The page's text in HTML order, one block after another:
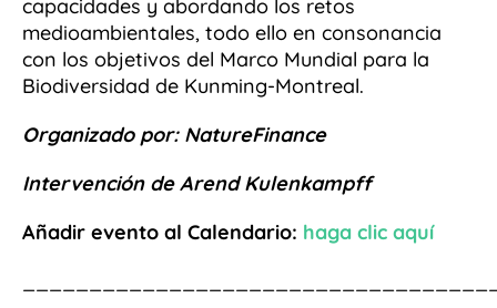
capacidades y abordando los retos
medioambientales, todo ello en consonancia
con los objetivos del Marco Mundial para la
Biodiversidad de Kunming-Montreal.
Organizado por: NatureFinance
Intervención de Arend Kulenkampff
Añadir evento al Calendario: haga clic aquí